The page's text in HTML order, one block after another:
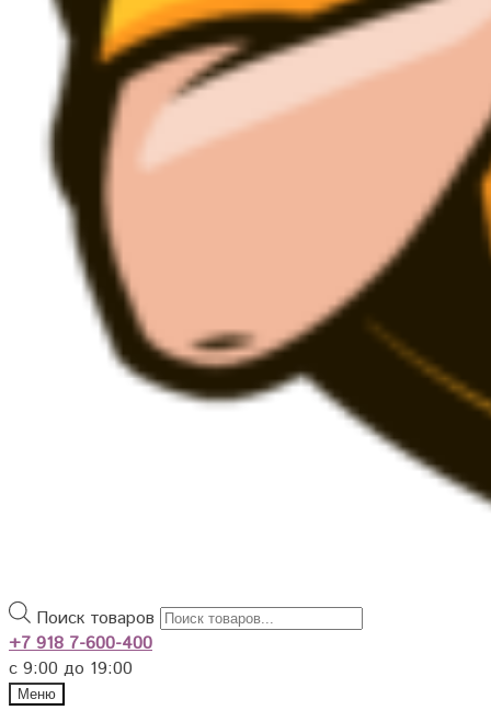
Поиск товаров
+7 918 7-600-400
с 9:00 до 19:00
Меню